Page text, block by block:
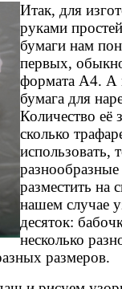
Итак, для
руками
бумаги нам
первых,
формата А4. А
бумага для
Количество её
сколько
использовать,
разместить на
нашем случае
десяток:
несколько
размеров.